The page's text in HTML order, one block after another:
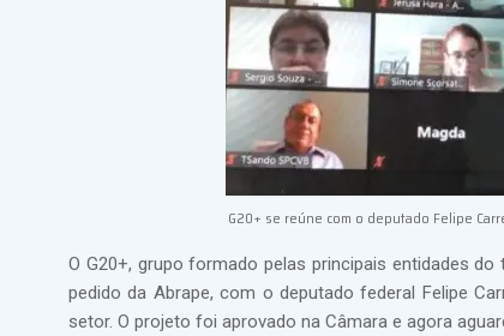
G20+ se reúne com o deputado Felipe
O G20+, grupo formado pelas principais entidades
pedido da Abrape, com o deputado federal Felipe
setor. O projeto foi aprovado na Câmara e agora